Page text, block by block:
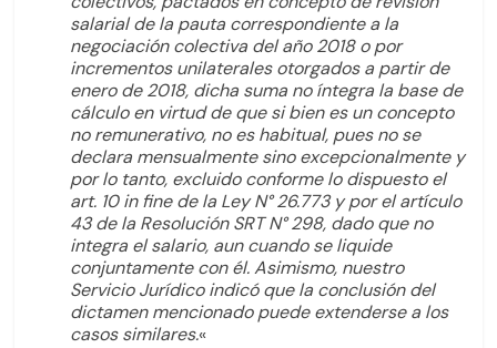
salarial de la pauta correspondiente a la
negociación colectiva del año 2018 o por
incrementos unilaterales otorgados a partir de
enero de 2018, dicha suma no íntegra la base de
cálculo en virtud de que si bien es un concepto
no remunerativo, no es habitual, pues no se
declara mensualmente sino excepcionalmente y
por lo tanto, excluido conforme lo dispuesto el
art. 10 in fine de la Ley N° 26.773 y por el artículo
43 de la Resolución SRT N° 298, dado que no
integra el salario, aun cuando se liquide
conjuntamente con él. Asimismo, nuestro
Servicio Jurídico indicó que la conclusión del
dictamen mencionado puede extenderse a los
casos similares.«